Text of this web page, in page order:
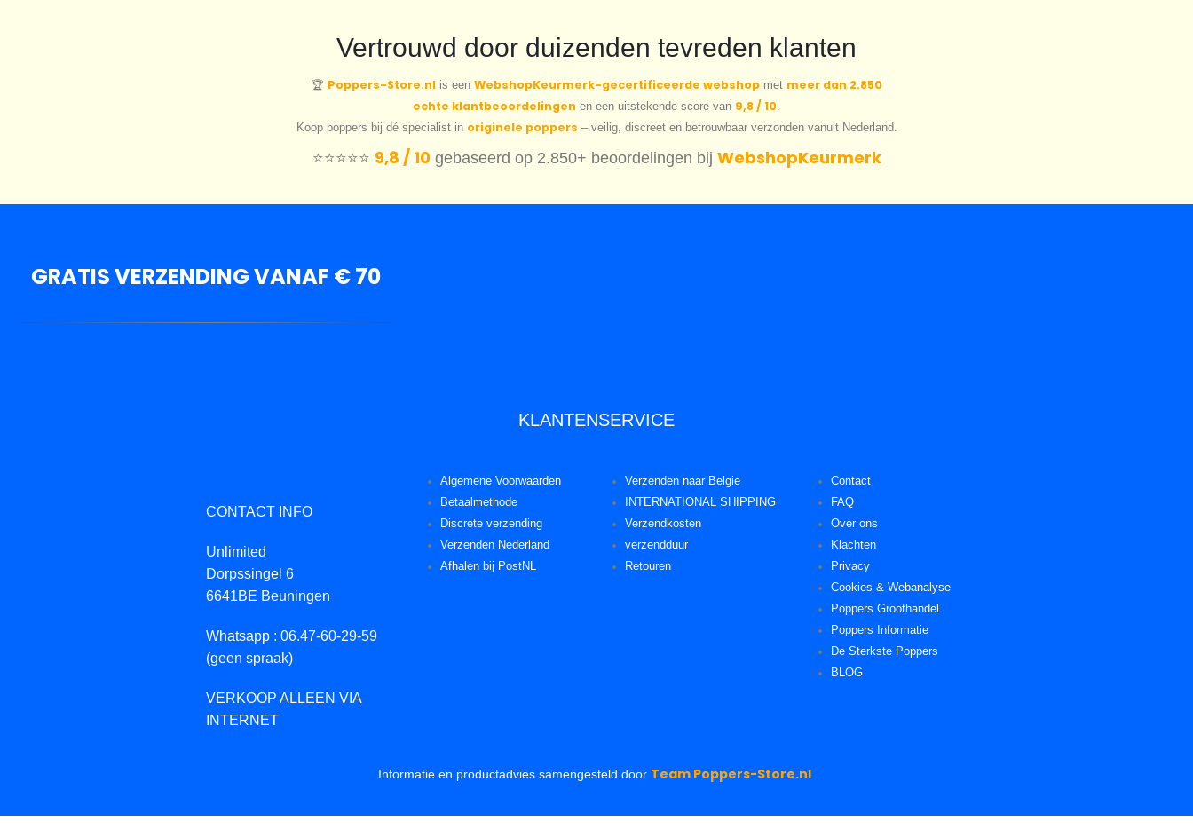
Vertrouwd door duizenden tevreden klanten
🏆 Poppers-Store.nl is een WebshopKeurmerk-gecertificeerde webshop met meer dan 2.850
echte klantbeoordelingen en een uitstekende score van 9,8 / 10.
Koop poppers bij dé specialist in originele poppers – veilig, discreet en betrouwbaar verzonden vanuit Nederland.
⭐️⭐️⭐️⭐️⭐️ 9,8 / 10gebaseerd op 2.850+ beoordelingen bij WebshopKeurmerk
GRATIS VERZENDING VANAF € 70
KLANTENSERVICE
CONTACT INFO
Unlimited
Dorpssingel 6
6641BE Beuningen
Whatsapp : 06.47-60-29-59
(geen spraak)
VERKOOP ALLEEN VIA
INTERNET
Algemene Voorwaarden
Betaalmethode
Discrete verzending
Verzenden Nederland
Afhalen bij PostNL
Verzenden naar Belgie
INTERNATIONAL SHIPPING
Verzendkosten
verzendduur
Retouren
Contact
FAQ
Over ons
Klachten
Privacy
Cookies & Webanalyse
Poppers Groothandel
Poppers Informatie
De Sterkste Poppers
BLOG
Informatie en productadvies samengesteld door Team Poppers-Store.nl